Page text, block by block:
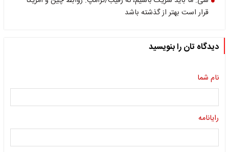
قرار است بهتر از گذشته باشد
دیدگاه تان را بنویسید
نام شما
رایانامه